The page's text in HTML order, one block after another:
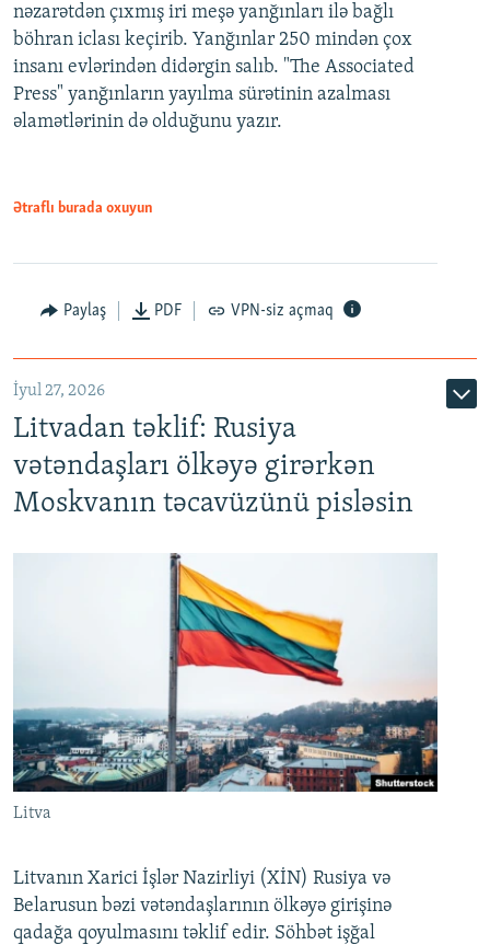
nəzarətdən çıxmış iri meşə yanğınları ilə bağlı
böhran iclası keçirib. Yanğınlar 250 mindən çox
insanı evlərindən didərgin salıb. "The Associated
Press" yanğınların yayılma sürətinin azalması
əlamətlərinin də olduğunu yazır.
Ətraflı burada oxuyun
Paylaş PDF VPN-siz açmaq
İyul 27, 2026
Litvadan təklif: Rusiya
vətəndaşları ölkəyə girərkən
Moskvanın təcavüzünü pisləsin
Litva
Litvanın Xarici İşlər Nazirliyi (XİN) Rusiya və
Belarusun bəzi vətəndaşlarının ölkəyə girişinə
qadağa qoyulmasını təklif edir. Söhbət işğal